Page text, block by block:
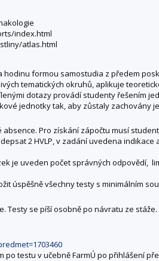
index.html
atlas.html
formou samostudia z předem
tematických okruhů, aplikuje
dotazy provádí studenty řešením
jednotky tak, aby zůstaly zachovány
Pro získání zápočtu musí
2 HVLP, v zadání uvedena
je uveden počet správných odpovědí,
úspěšně všechny testy s minimálním
Testy se píší osobně po návratu ze
testu v učebně FarmÚ po přihlášení